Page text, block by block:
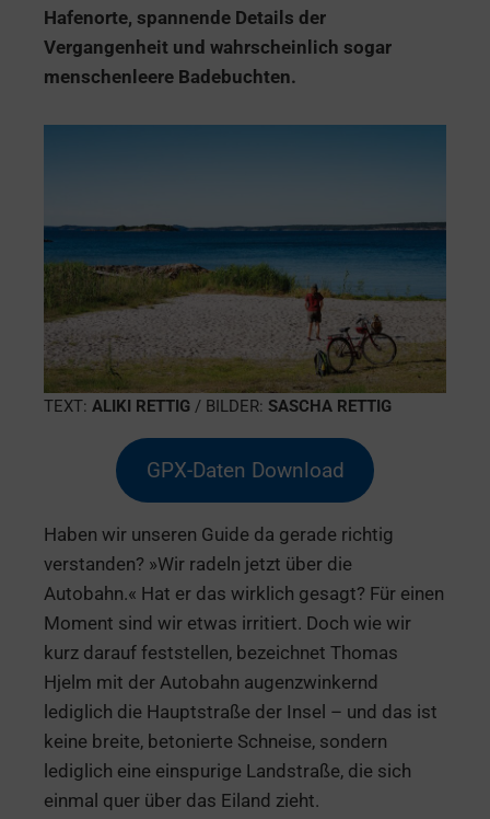
Hafenorte, spannende Details der
Vergangenheit und wahrscheinlich sogar
menschenleere Badebuchten.
TEXT: ALIKI RETTIG / BILDER: SASCHA RETTIG
GPX-Daten Download
Haben wir unseren Guide da gerade richtig
verstanden? »Wir radeln jetzt über die
Autobahn.« Hat er das wirklich gesagt? Für einen
Moment sind wir etwas irritiert. Doch wie wir
kurz darauf feststellen, bezeichnet Thomas
Hjelm mit der Autobahn augenzwinkernd
lediglich die Hauptstraße der Insel – und das ist
keine breite, betonierte Schneise, sondern
lediglich eine einspurige Landstraße, die sich
einmal quer über das Eiland zieht.